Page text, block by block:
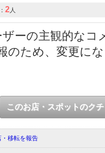
2 人
ーの主観的なコ
のため、変更に
このお店・スポットのク
・移転を報告